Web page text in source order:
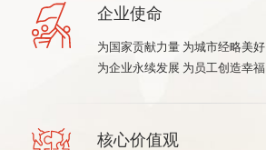
企业使命
为国家贡献力量 为城市经略美好
为企业永续发展 为员工创造幸福
核心价值观